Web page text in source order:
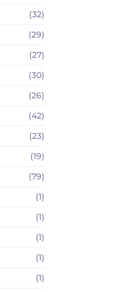
(32)
(29)
(27)
(30)
(26)
(42)
(23)
(19)
(79)
(1)
(1)
(1)
(1)
(1)